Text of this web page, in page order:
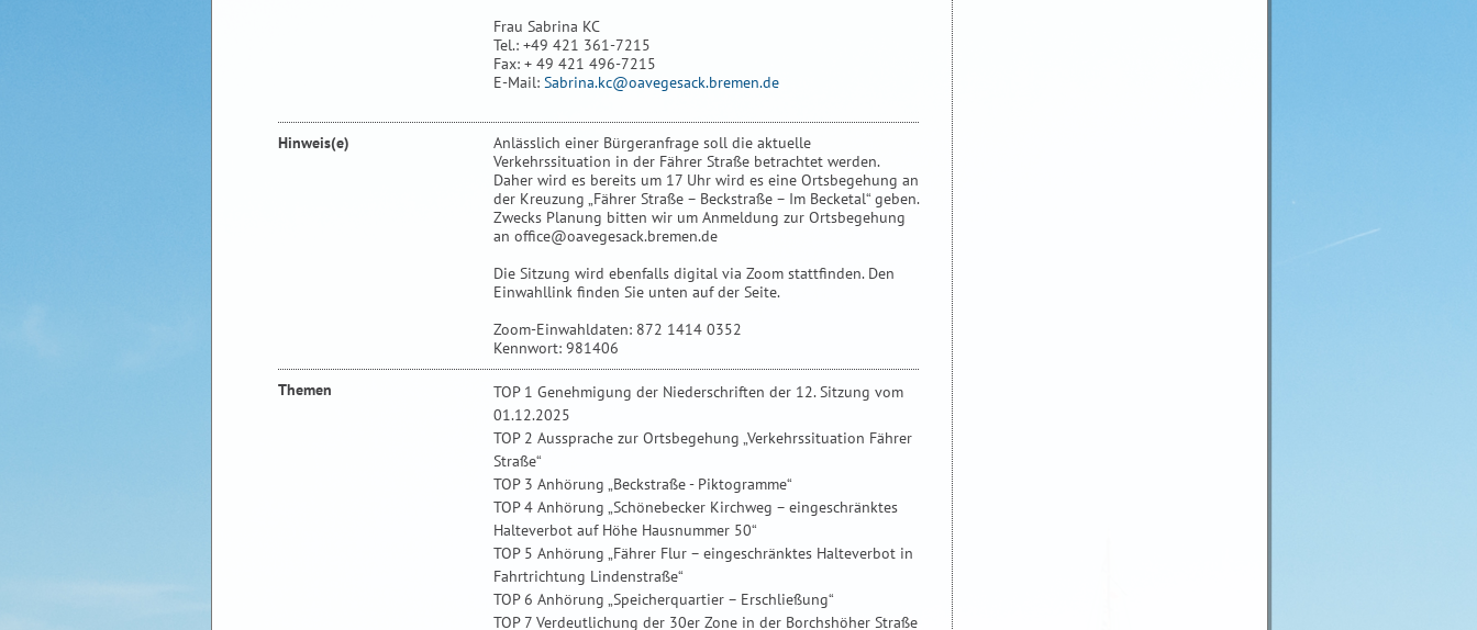
Frau Sabrina KC
Tel.: +49 421 361-7215
Fax: + 49 421 496-7215
E-Mail: Sabrina.kc@oavegesack.bremen.de
Hinweis(e)
Anlässlich einer Bürgeranfrage soll die aktuelle
Verkehrssituation in der Fährer Straße betrachtet werden.
Daher wird es bereits um 17 Uhr wird es eine Ortsbegehung an
der Kreuzung „Fährer Straße – Beckstraße – Im Becketal“ geben.
Zwecks Planung bitten wir um Anmeldung zur Ortsbegehung
an office@oavegesack.bremen.de
Die Sitzung wird ebenfalls digital via Zoom stattfinden. Den
Einwahllink finden Sie unten auf der Seite.
Zoom-Einwahldaten: 872 1414 0352
Kennwort: 981406
Themen
TOP 1 Genehmigung der Niederschriften der 12. Sitzung vom
01.12.2025
TOP 2 Aussprache zur Ortsbegehung „Verkehrssituation Fährer
Straße“
TOP 3 Anhörung „Beckstraße - Piktogramme“
TOP 4 Anhörung „Schönebecker Kirchweg – eingeschränktes
Halteverbot auf Höhe Hausnummer 50“
TOP 5 Anhörung „Fährer Flur – eingeschränktes Halteverbot in
Fahrtrichtung Lindenstraße“
TOP 6 Anhörung „Speicherquartier – Erschließung“
TOP 7 Verdeutlichung der 30er Zone in der Borchshöher Straße